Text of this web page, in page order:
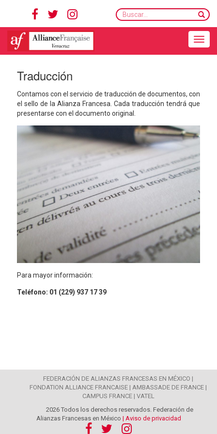
Buscar...
Traducción
Contamos con el servicio de traducción de documentos, con
el sello de la Alianza Francesa. Cada traducción tendrá que
presentarse con el documento original.
Para mayor información:
Teléfono: 01 (229) 937 17 39
FEDERACIÓN DE ALIANZAS FRANCESAS EN MÉXICO |
FONDATION ALLIANCE FRANCAISE | AMBASSADE DE FRANCE |
CAMPUS FRANCE | VATEL
2026 Todos los derechos reservados. Federación de
Alianzas Francesas en México | Aviso de privacidad